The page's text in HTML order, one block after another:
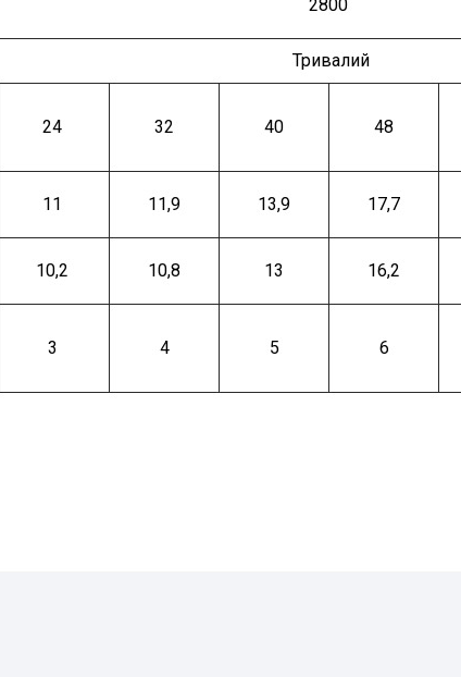
2800
Тривалий
24 32 40 48
11 11,9 13,9 17,7
10,2 10,8 13 16,2
3 4 5 6